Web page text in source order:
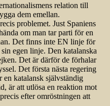
relation till
dem emellan.
problemet. Just Spaniens
om man tar parti för en
Det finns inte EN linje för
egen linje. Den katalanska
Det är därför de förhalar
Det första nästa regering
en katalansk självständig
är att utlösa en reaktion mot
efter omröstningen att